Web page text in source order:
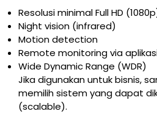
Resolusi minimal Full HD
Night vision (infrared)
Motion detection
Remote monitoring via
Wide Dynamic Range (WDR)
Jika digunakan untuk bisnis,
memilih sistem yang dapat
(scalable).